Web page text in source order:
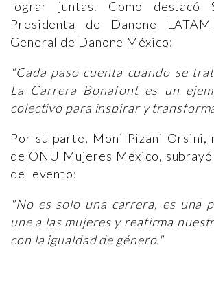
lograr juntas. Como destacó
Presidenta de Danone
General de Danone México:
"Cada paso cuenta cuando se
La Carrera Bonafont es un
colectivo para inspirar y
Por su parte, Moni Pizani Orsini,
de ONU Mujeres México,
del evento:
"No es solo una carrera, es una
une a las mujeres y reafirma
con la igualdad de género."